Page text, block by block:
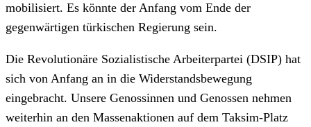
mobilisiert. Es könnte der Anfang vom Ende der
gegenwärtigen türkischen Regierung sein.
Die Revolutionäre Sozialistische Arbeiterpartei (DSIP) hat
sich von Anfang an in die Widerstandsbewegung
eingebracht. Unsere Genossinnen und Genossen nehmen
weiterhin an den Massenaktionen auf dem Taksim-Platz